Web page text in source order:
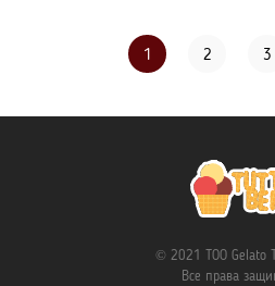
1 2 3
© 2021 TOO Gelato
Все права